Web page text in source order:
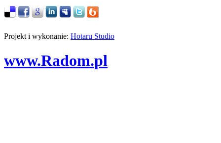
Projekt i wykonanie: Hotaru Studio
www.Radom.pl